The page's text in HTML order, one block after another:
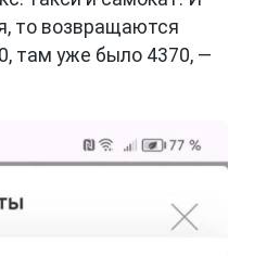
то возвращаются
там уже было 4370, —